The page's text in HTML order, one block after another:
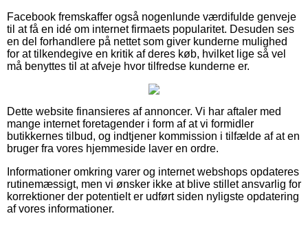
Facebook fremskaffer også nogenlunde værdifulde genveje
til at få en idé om internet firmaets popularitet. Desuden ses
en del forhandlere på nettet som giver kunderne mulighed
for at tilkendegive en kritik af deres køb, hvilket lige så vel
må benyttes til at afveje hvor tilfredse kunderne er.
Dette website finansieres af annoncer. Vi har aftaler med
mange internet foretagender i form af at vi formidler
butikkernes tilbud, og indtjener kommission i tilfælde af at en
bruger fra vores hjemmeside laver en ordre.
Informationer omkring varer og internet webshops opdateres
rutinemæssigt, men vi ønsker ikke at blive stillet ansvarlig for
korrektioner der potentielt er udført siden nyligste opdatering
af vores informationer.